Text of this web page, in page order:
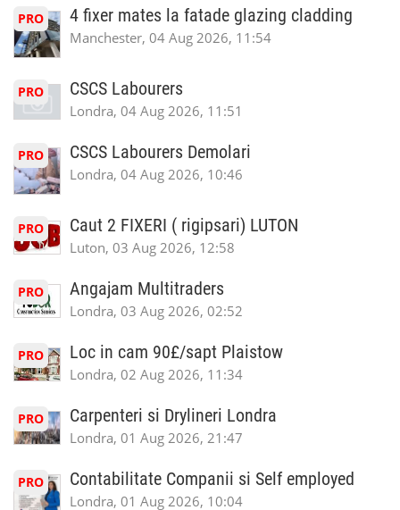
PRO 4 fixer mates la fatade glazing cladding
Manchester, 04 Aug 2026, 11:54
PRO CSCS Labourers
Londra, 04 Aug 2026, 11:51
PRO CSCS Labourers Demolari
Londra, 04 Aug 2026, 10:46
PRO Caut 2 FIXERI ( rigipsari) LUTON
Luton, 03 Aug 2026, 12:58
PRO Angajam Multitraders
Londra, 03 Aug 2026, 02:52
PRO Loc in cam 90£/sapt Plaistow
Londra, 02 Aug 2026, 11:34
PRO Carpenteri si Drylineri Londra
Londra, 01 Aug 2026, 21:47
PRO Contabilitate Companii si Self employed
Londra, 01 Aug 2026, 10:04